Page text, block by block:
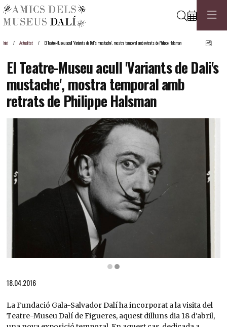
Cerca
Inici Actualitat El Teatre-Museu acull 'Variants de Dali's mustache', mostra temporal amb retrats de Philippe Halsman
El Teatre-Museu acull 'Variants de Dali's
mustache', mostra temporal amb
retrats de Philippe Halsman
18.04.2016
La Fundació Gala-Salvador Dalí ha incorporat a la visita del
Teatre-Museu Dalí de Figueres, aquest dilluns dia 18 d'abril,